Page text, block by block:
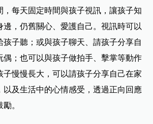
，每天固定時間與孩子視訊，讓孩子知
邊，仍舊關心、愛護自己。視訊時可以
孩子聽；或與孩子聊天、請孩子分享自
偶；也可以與孩子做拍手、擊掌等動作
子慢慢長大，可以請孩子分享自己在家
以及生活中的心情感受，透過正向回應
。